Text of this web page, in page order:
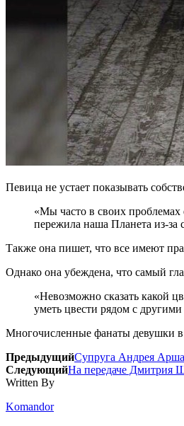
Певица не устает показывать
«Мы часто в своих
пережила наша Планета из-за
Также она пишет, что все имеют
Однако она убеждена, что самый
«Невозможно сказать какой
уметь цвести рядом с
Многочисленные фанаты девушки
ПредыдущийСупруга Андрея
СледующийНа передаче Дмитрия
Written By
Komandor